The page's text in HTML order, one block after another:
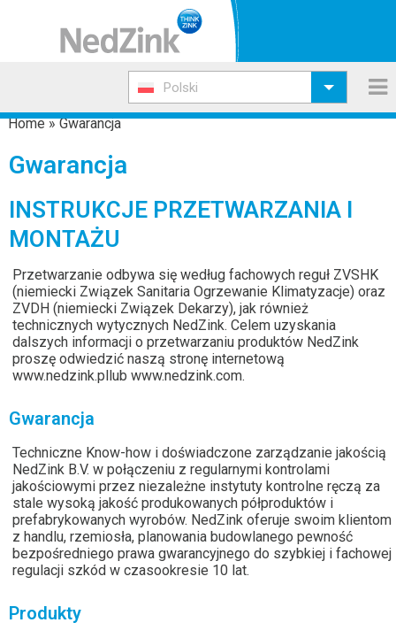
Polski
Home»Gwarancja
Gwarancja
INSTRUKCJE PRZETWARZANIA I
MONTAŻU
Przetwarzanie odbywa się według fachowych reguł ZVSHK
(niemiecki Związek Sanitaria Ogrzewanie Klimatyzacje) oraz
ZVDH (niemiecki Związek Dekarzy), jak również
technicznych wytycznych NedZink. Celem uzyskania
dalszych informacji o przetwarzaniu produktów NedZink
proszę odwiedzić naszą stronę internetową
www.nedzink.pllub www.nedzink.com.
Gwarancja
Techniczne Know-how i doświadczone zarządzanie jakością
NedZink B.V. w połączeniu z regularnymi kontrolami
jakościowymi przez niezależne instytuty kontrolne ręczą za
stale wysoką jakość produkowanych półproduktów i
prefabrykowanych wyrobów. NedZink oferuje swoim klientom
z handlu, rzemiosła, planowania budowlanego pewność
bezpośredniego prawa gwarancyjnego do szybkiej i fachowej
regulacji szkód w czasookresie 10 lat.
Produkty